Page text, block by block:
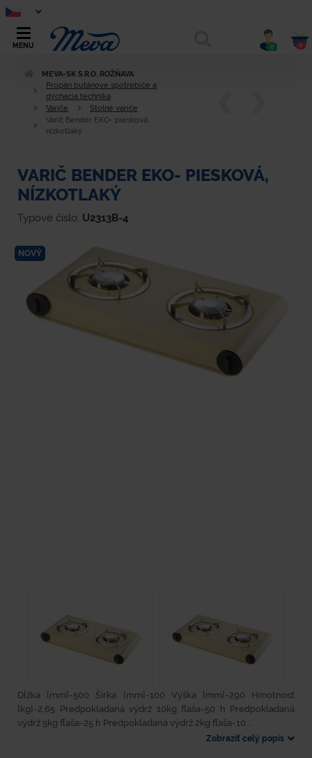
MENU 0 0
MEVA-SK S.R.O. ROŽŇAVA
Propán butánove spotrebiče a
dýchacia technika
Variče
Stolné variče
Varič Bender EKO- piesková,
nízkotlaký
VARIČ BENDER EKO- PIESKOVÁ,
NÍZKOTLAKÝ
Typové číslo: U2313B-4
Dĺžka [mm]-500 Šírka [mm]-100 Výška [mm]-290 Hmotnosť
[kg]-2,65 Predpokladaná výdrž 10kg fľaša-50 h Predpokladaná
výdrž 5kg fľaša-25 h Predpokladaná výdrž 2kg fľaša-10...
Zobraziť celý popis
NOVÝ